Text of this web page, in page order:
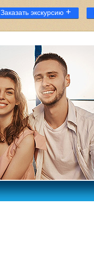
Заказать экскурсию +